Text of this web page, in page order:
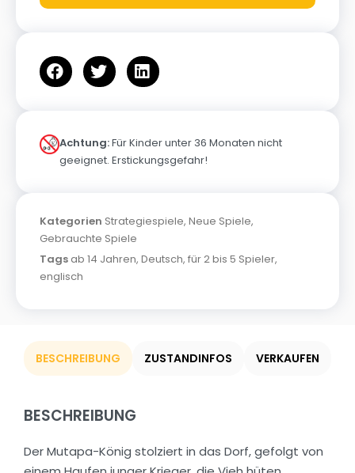
Achtung:Für Kinder unter 36 Monaten nicht
geeignet. Erstickungsgefahr!
Kategorien Strategiespiele, Neue Spiele,
Gebrauchte Spiele
Tags ab 14 Jahren, Deutsch, für 2 bis 5 Spieler,
englisch
BESCHREIBUNG ZUSTANDINFOS VERKAUFEN
BESCHREIBUNG
Der Mutapa-König stolziert in das Dorf, gefolgt von